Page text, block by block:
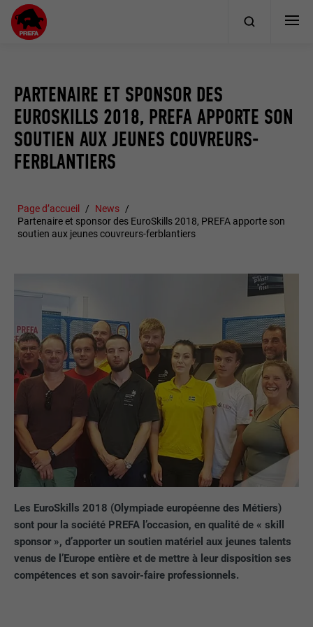
PARTENAIRE ET SPONSOR DES
EUROSKILLS 2018, PREFA APPORTE SON
SOUTIEN AUX JEUNES COUVREURS-
FERBLANTIERS
Page d’accueil
News
Partenaire et sponsor des EuroSkills 2018, PREFA apporte son
soutien aux jeunes couvreurs-ferblantiers
Les EuroSkills 2018 (Olympiade européenne des Métiers)
sont pour la société PREFA l’occasion, en qualité de « skill
sponsor », d’apporter un soutien matériel aux jeunes talents
venus de l’Europe entière et de mettre à leur disposition ses
compétences et son savoir-faire professionnels.